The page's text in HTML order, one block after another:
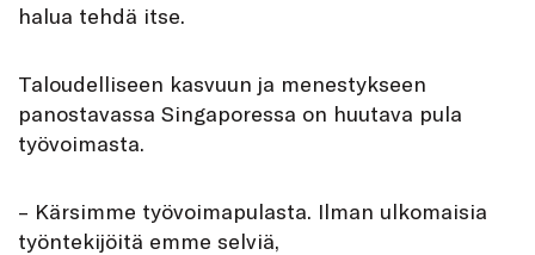
halua tehdä itse.
Taloudelliseen kasvuun ja menestykseen
panostavassa Singaporessa on huutava pula
työvoimasta.
– Kärsimme työvoimapulasta. Ilman ulkomaisia
työntekijöitä emme selviä,